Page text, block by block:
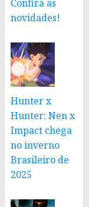
Confira as
novidades!
Hunter x
Hunter: Nen x
Impact chega
no inverno
Brasileiro de
2025